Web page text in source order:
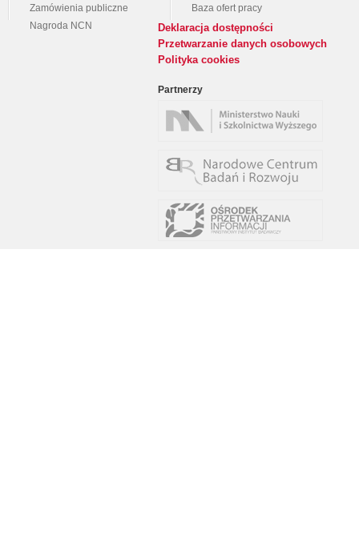
Zamówienia publiczne
Nagroda NCN
Baza ofert pracy
Deklaracja dostępności
Przetwarzanie danych osobowych
Polityka cookies
Partnerzy